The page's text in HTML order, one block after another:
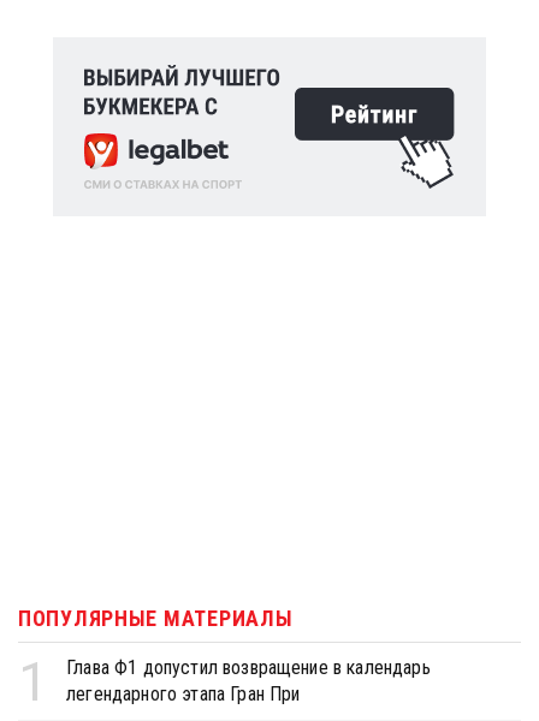
ПОПУЛЯРНЫЕ МАТЕРИАЛЫ
1
Глава Ф1 допустил возвращение в календарь
легендарного этапа Гран При